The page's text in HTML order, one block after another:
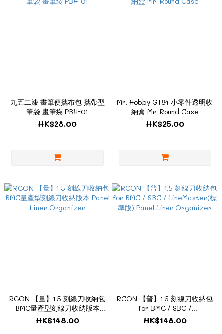
九五二漆 畫筆便攜布包 攜帶型
筆袋 畫筆袋 PBH-01
HK$28.00
Mr. Hobby GT84 小零件透明收
納盒 Mr. Round Case
HK$25.00
RCON 【量】1.5 刻線刀收納包
BMC量產型刻線刀收納版本
Panel Liner Organizer
HK$148.00
RCON 【普】1.5 刻線刀收納包
for BMC / SBC /
LineMaster(標準版) Panel
Liner Organizer
HK$148.00